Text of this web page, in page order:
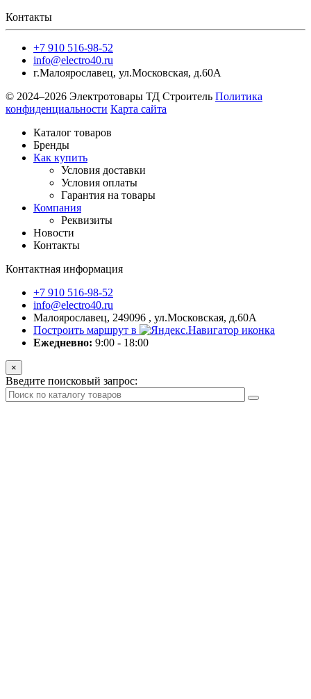
Контакты
+7 910 516-98-52
info@electro40.ru
г.Малоярославец, ул.Московская, д.60А
© 2024–2026 Электротовары ТД Строитель Политика
конфиденциальности Карта сайта
Каталог товаров
Бренды
Как купить
Условия доставки
Условия оплаты
Гарантия на товары
Компания
Реквизиты
Новости
Контакты
Контактная информация
+7 910 516-98-52
info@electro40.ru
Малоярославец, 249096 , ул.Московская, д.60А
Построить маршрут в
Ежедневно: 9:00 - 18:00
×
Введите поисковый запрос: